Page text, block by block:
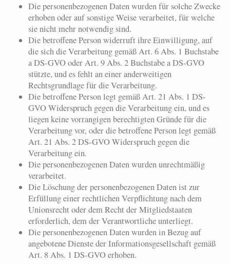
Die personenbezogenen Daten wurden für solche Zwecke
erhoben oder auf sonstige Weise verarbeitet, für welche
sie nicht mehr notwendig sind.
Die betroffene Person widerruft ihre Einwilligung, auf
die sich die Verarbeitung gemäß Art. 6 Abs. 1 Buchstabe
a DS-GVO oder Art. 9 Abs. 2 Buchstabe a DS-GVO
stützte, und es fehlt an einer anderweitigen
Rechtsgrundlage für die Verarbeitung.
Die betroffene Person legt gemäß Art. 21 Abs. 1 DS-
GVO Widerspruch gegen die Verarbeitung ein, und es
liegen keine vorrangigen berechtigten Gründe für die
Verarbeitung vor, oder die betroffene Person legt gemäß
Art. 21 Abs. 2 DS-GVO Widerspruch gegen die
Verarbeitung ein.
Die personenbezogenen Daten wurden unrechtmäßig
verarbeitet.
Die Löschung der personenbezogenen Daten ist zur
Erfüllung einer rechtlichen Verpflichtung nach dem
Unionsrecht oder dem Recht der Mitgliedstaaten
erforderlich, dem der Verantwortliche unterliegt.
Die personenbezogenen Daten wurden in Bezug auf
angebotene Dienste der Informationsgesellschaft gemäß
Art. 8 Abs. 1 DS-GVO erhoben.